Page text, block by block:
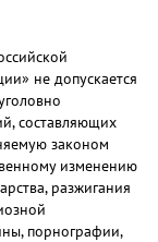
не допускается
составляющих
законом
изменению
разжигания
порнографии,